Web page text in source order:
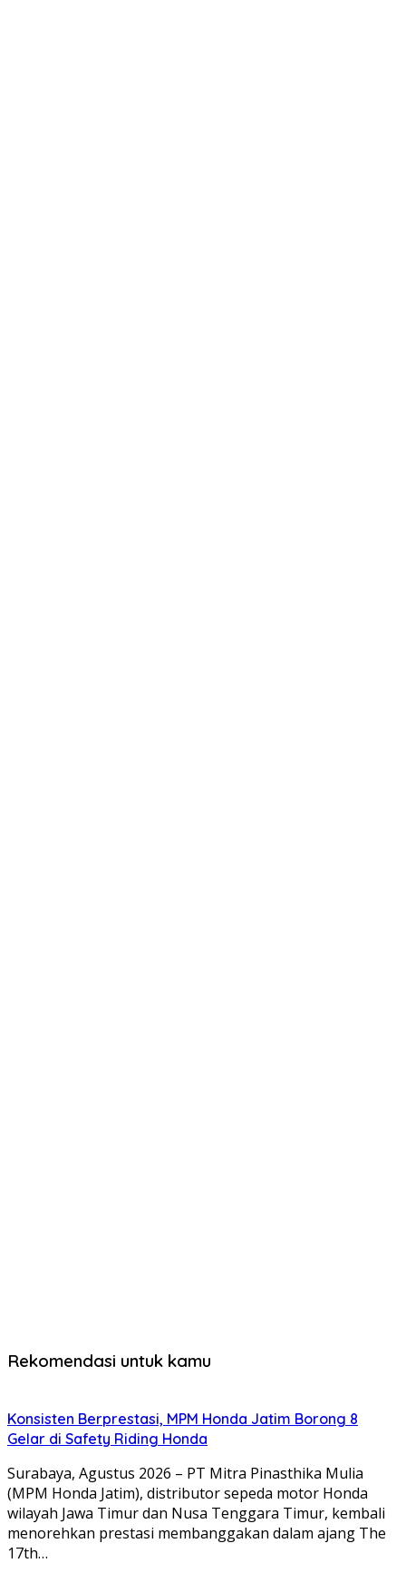
Rekomendasi untuk kamu
Konsisten Berprestasi, MPM Honda Jatim Borong 8
Gelar di Safety Riding Honda
Surabaya, Agustus 2026 – PT Mitra Pinasthika Mulia
(MPM Honda Jatim), distributor sepeda motor Honda
wilayah Jawa Timur dan Nusa Tenggara Timur, kembali
menorehkan prestasi membanggakan dalam ajang The
17th…